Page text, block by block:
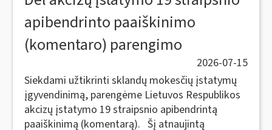
apibendrinto paaiškinimo
(komentaro) parengimo
2026-07-15
Siekdami užtikrinti sklandų mokesčių įstatymų
įgyvendinimą, parengėme Lietuvos Respublikos
akcizų įstatymo 19 straipsnio apibendrintą
paaiškinimą (komentarą). Šį atnaujintą